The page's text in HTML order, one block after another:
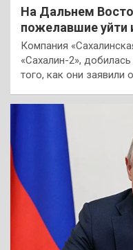
На Дальнем
пожелавшие уйти
Компания
«Сахалин-2»,
того, как они заявили